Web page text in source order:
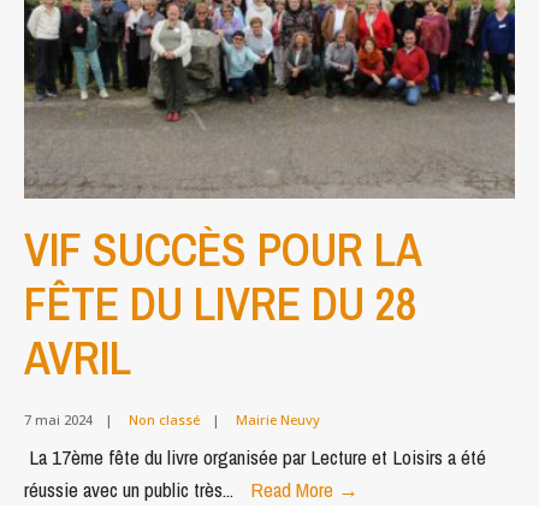
VIF SUCCÈS POUR LA
FÊTE DU LIVRE DU 28
AVRIL
7 mai 2024 | Non classé | Mairie Neuvy
La 17ème fête du livre organisée par Lecture et Loisirs a été
réussie avec un public très... Read More →